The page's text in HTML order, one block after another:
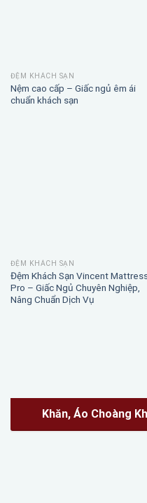
ĐỆM KHÁCH SẠN
Nệm cao cấp – Giấc ngủ êm ái
chuẩn khách sạn
ĐỆM KHÁCH SẠN
Đệm Khách Sạn Vincent
Pro – Giấc Ngủ Chuyên Nghiệp,
Nâng Chuẩn Dịch Vụ
Khăn, Áo Choàng